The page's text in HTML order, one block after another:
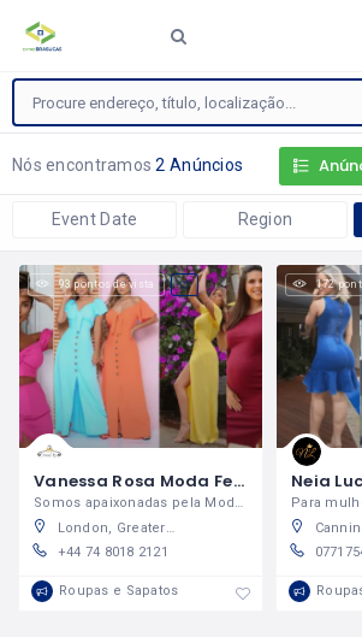
Nós encontramos2 Anúncios
Event Date Region
93 pontos de vista
Vanessa Rosa Moda Femenina
London, Greater London, England, United Kingdom
+44 74 8018 2121
Roupas e Sapatos
172
Canning Town, Newham, London,